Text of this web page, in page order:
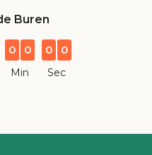
Buren
0 0
Min
0 0
Sec